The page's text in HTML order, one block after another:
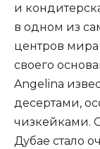
и
в одном из
центров
своего
Angelina
десертами,
чизкейками.
Дубае стало